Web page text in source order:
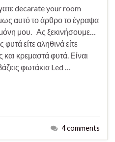
decarate your room
αυτό το άρθρο το έγραψα
μου. Ας ξεκινήσουμε…
είτε αληθινά είτε
και κρεμαστά φυτά. Είναι
φωτάκια Led …
4 comments